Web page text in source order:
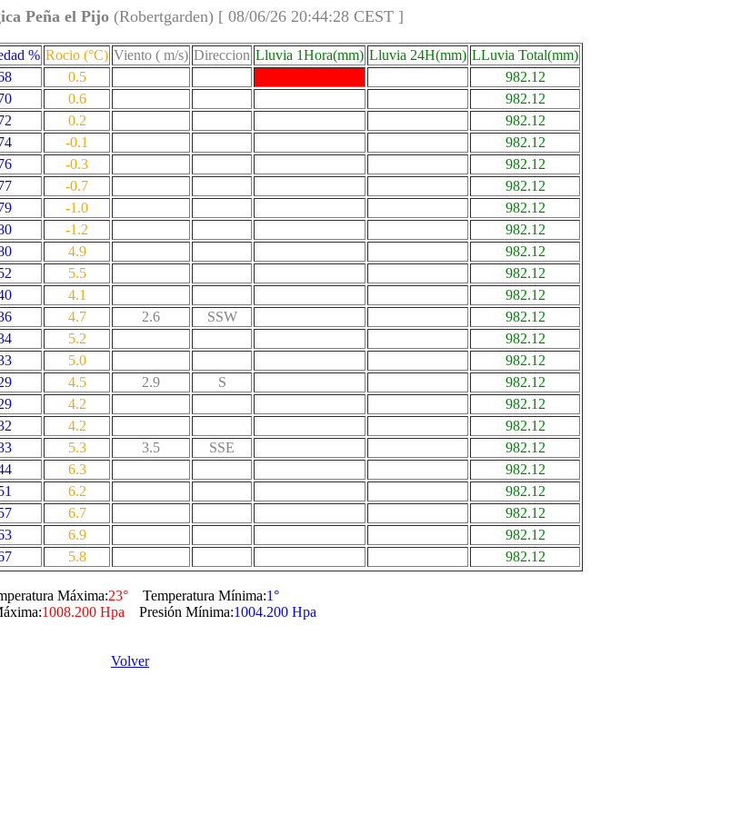
Peña el Pijo (Robertgarden) [ 08/06/26 20:44:28 CEST ]
% Rocio (°C) Viento ( m/s) Direccion Lluvia 1Hora(mm) Lluvia 24H(mm) LLuvia Total(mm)
0.5
982.12
0.6
982.12
0.2
982.12
-0.1
982.12
-0.3
982.12
-0.7
982.12
-1.0
982.12
-1.2
982.12
4.9
982.12
5.5
982.12
4.1
982.12
4.7 2.6 SSW
982.12
5.2
982.12
5.0
982.12
4.5 2.9 S
982.12
4.2
982.12
4.2
982.12
5.3 3.5 SSE
982.12
6.3
982.12
6.2
982.12
6.7
982.12
6.9
982.12
5.8 982.12
Máxima:23°Temperatura Mínima:1°
1008.200 Hpa Presión Mínima:1004.200 Hpa
Volver